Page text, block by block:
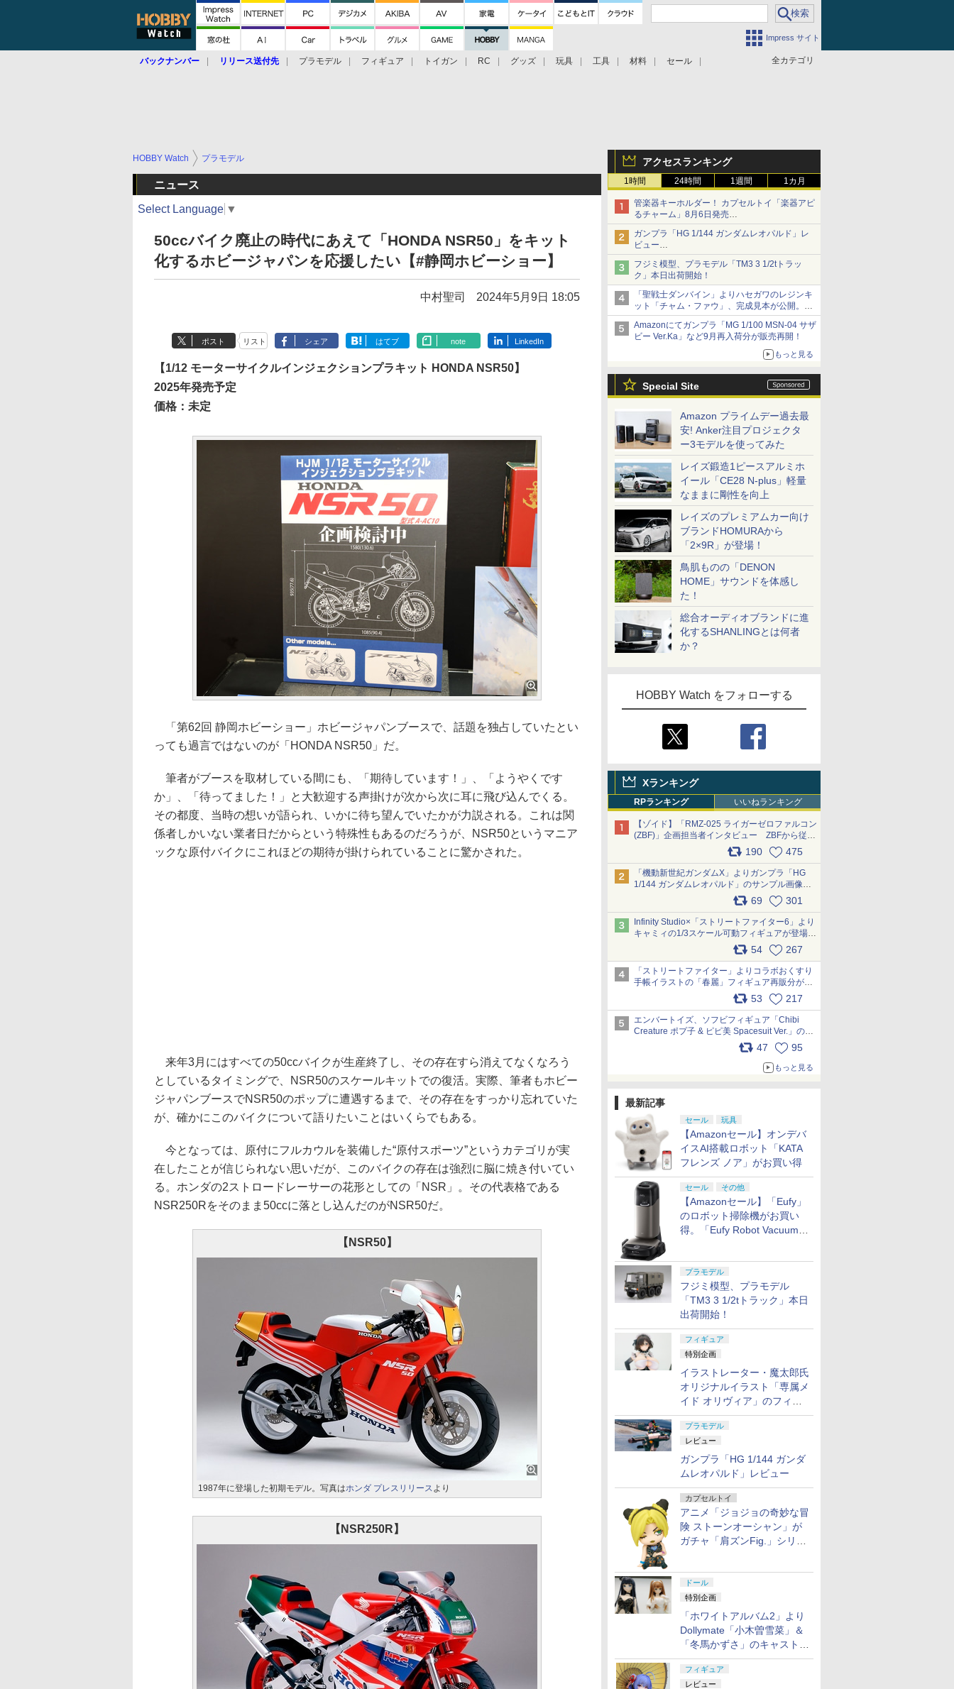
Impress サイト
全カテゴリ
バックナンバー リリース送付先 プラモデル フィギュア トイガン RC グッズ 玩具 工具 材料 セール
アクセスランキング
1時間 24時間 1週間 1カ月
管楽器キーホルダー！ カプセルトイ「楽器アピ
るチャーム」8月6日発売
チューバ、テナサクなど5種各3色
ガンプラ「HG 1/144 ガンダムレオパルド」レ
ビュー
『機動新世紀ガンダムX』30周年！インナーア
ームガトリングの変形機構まで再現し最新フォ
ーマットでキット化！
フジミ模型、プラモデル「TM3 3 1/2tトラッ
ク」本日出荷開始！
「聖戦士ダンバイン」よりハセガワのレジンキ
ット「チャム・ファウ」、完成見本が公開。9
月3日頃発売予定
Amazonにてガンプラ「MG 1/100 MSN-04 サザ
ビー Ver.Ka」など9月再入荷分が販売再開！
もっと見る
Special Site
Amazon プライムデー過去最
安! Anker注目プロジェクタ
ー3モデルを使ってみた
レイズ鍛造1ピースアルミホ
イール「CE28 N-plus」軽量
なままに剛性を向上
レイズのプレミアムカー向け
ブランドHOMURAから
「2×9R」が登場！
鳥肌ものの「DENON
HOME」サウンドを体感し
た！
総合オーディオブランドに進
化するSHANLINGとは何者
か？
HOBBY Watch をフォローする
Xランキング
RPランキング いいねランキング
【ゾイド】「RMZ-025 ライガーゼロファルコン
(ZBF)」企画担当者インタビュー ZBFから従来
デザインまで再現可能なボリューム満点のキッ
ト pic.x.com/6zOqQAQKkX
190 475
「機動新世紀ガンダムX」よりガンプラ「HG
1/144 ガンダムレオパルド」のサンプル画像が
69 301
Infinity Studio×「ストリートファイター6」より
キャミィの1/3スケール可動フィギュアが登場
54 267
「ストリートファイター」よりコラボおくすり
手帳イラストの「春麗」フィギュア再販分が本
日出荷開始 pic.x.com/toUc1MHr41
53 217
エンバートイズ、ソフビフィギュア「Chibi
Creature ポプ子 & ピピ美 Spacesuit Ver.」の発
売中止を発表 pic.x.com/Ri45iFeYjn
47 95
もっと見る
最新記事
セール 玩具
【Amazonセール】オンデバ
イスAI搭載ロボット「KATA
フレンズ ノア」がお買い得
セール その他
【Amazonセール】「Eufy」
のロボット掃除機がお買い
得。「Eufy Robot Vacuum
プラモデル
フジミ模型、プラモデル
「TM3 3 1/2tトラック」本日
出荷開始！
フィギュア
特別企画
イラストレーター・魔太郎氏
オリジナルイラスト「専属メ
イド オリヴィア」のフィギ
ュア彩色原型が東京フィギュ
アギャラリーにて展示中
プラモデル
レビュー
ガンプラ「HG 1/144 ガンダ
ムレオパルド」レビュー
カプセルトイ
アニメ「ジョジョの奇妙な冒
険 ストーンオーシャン」が
ガチャ「肩ズンFig.」シリー
ドール
特別企画
「ホワイトアルバム2」より
Dollymate「小木曽雪菜」＆
「冬馬かずさ」のキャストド
ール実物見本が東京フィギュ
アギャラリーにて展示中
フィギュア
レビュー
HOBBY Watch プラモデル
ニュース
Select Language ▼
50ccバイク廃止の時代にあえて「HONDA NSR50」をキット
化するホビージャパンを応援したい【#静岡ホビーショー】
中村聖司 2024年5月9日 18:05
ポスト リスト シェア はてブ note LinkedIn
【1/12 モーターサイクルインジェクションプラキット HONDA NSR50】
2025年発売予定
価格：未定
「第62回 静岡ホビーショー」ホビージャパンブースで、話題を独占していたとい
っても過言ではないのが「HONDA NSR50」だ。
筆者がブースを取材している間にも、「期待しています！」、「ようやくです
か」、「待ってました！」と大歓迎する声掛けが次から次に耳に飛び込んでくる。
その都度、当時の想いが語られ、いかに待ち望んでいたかが力説される。これは関
係者しかいない業者日だからという特殊性もあるのだろうが、NSR50というマニア
ックな原付バイクにこれほどの期待が掛けられていることに驚かされた。
来年3月にはすべての50ccバイクが生産終了し、その存在すら消えてなくなろう
としているタイミングで、NSR50のスケールキットでの復活。実際、筆者もホビー
ジャパンブースでNSR50のポップに遭遇するまで、その存在をすっかり忘れていた
が、確かにこのバイクについて語りたいことはいくらでもある。
今となっては、原付にフルカウルを装備した“原付スポーツ”というカテゴリが実
在したことが信じられない思いだが、このバイクの存在は強烈に脳に焼き付いてい
る。ホンダの2ストロードレーサーの花形としての「NSR」。その代表格である
NSR250Rをそのまま50ccに落とし込んだのがNSR50だ。
【NSR50】
1987年に登場した初期モデル。写真はホンダ プレスリリースより
【NSR250R】